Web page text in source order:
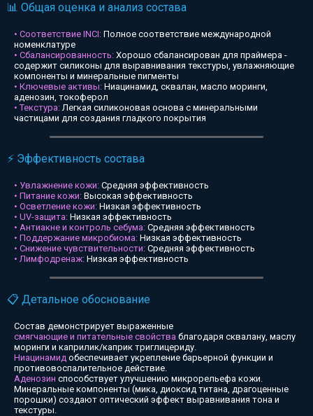
📊 Общая оценка и анализ состава
• Соответствие INCI: Полное соответствие международной
номенклатуре
• Сбалансированность: Хорошо сбалансирован для праймера -
содержит силиконы для выравнивания текстуры, увлажняющие
компоненты и минеральные пигменты
• Ключевые активы: Ниацинамид, сквалан, масло моринги,
аденозин, токоферол
• Текстура:Легкая силиконовая основа с минеральными
частицами для создания гладкого покрытия
⚡ Эффективность состава
• Увлажнение кожи: Средняя эффективность
• Питание кожи: Высокая эффективность
• Осветление кожи: Низкая эффективность
• UV-защита: Низкая эффективность
• Антиакне и контроль себума: Средняя эффективность
• Поддержание микробиома: Низкая эффективность
• Снижение чувствительности: Средняя эффективность
• Лимфодренаж: Низкая эффективность
📋 Детальное обоснование
Состав демонстрирует выраженные
смягчающие и питательные свойства благодаря сквалану, маслу
моринги и каприлик/каприк триглицериду.
Ниацинамид обеспечивает укрепление барьерной функции и
противовоспалительное действие.
Аденозин способствует улучшению микрорельефа кожи.
Минеральные компоненты (мика, диоксид титана, драгоценные
порошки) создают оптический эффект выравнивания тона и
текстуры.